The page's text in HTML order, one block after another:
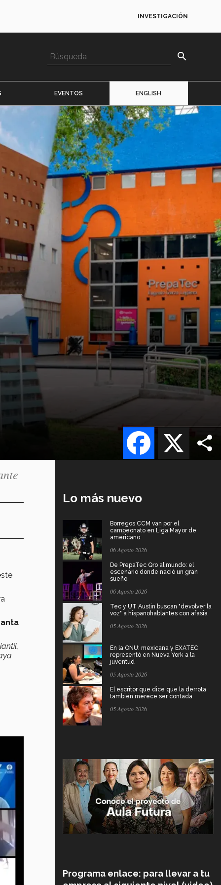
INVESTIGACIÓN
search
EVENTOS ENGLISH
X
Facebook
Lo más nuevo
Borregos CCM van por el
campeonato en Liga Mayor de
americano
06 Agosto 2026
De PrepaTec Qro al mundo: el
escenario donde nació un gran
sueño
06 Agosto 2026
Tec y UT Austin buscan "devolver la
voz" a hispanohablantes con afasia
05 Agosto 2026
En la ONU: mexicana y EXATEC
representó en Nueva York a la
juventud
05 Agosto 2026
El escritor que dice que la derrota
también merece ser contada
05 Agosto 2026
Programa enlace: para llevar a tu